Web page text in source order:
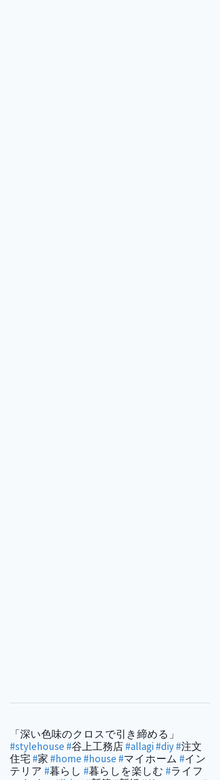
「深い色味のクロスで引き締める」
#stylehouse #谷上工務店 #allagi #diy#注文
住宅 #家 #home #house #マイホーム #イン
テリア #暮らし #暮らしを楽しむ #ライフ